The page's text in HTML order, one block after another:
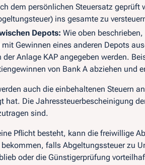
dem persönlichen Steuersatz geprüft
ins gesamte zu
Depots: Wie oben
mit Gewinnen eines anderen Depots
der Anlage KAP angegeben werden.
von Bank A abziehen und
auch die einbehaltenen Steuern
hat. Die Jahressteuerbescheinigung
sind.
Pflicht besteht, kann die freiwillige
falls Abgeltungssteuer zu
oder die Günstigerprüfung